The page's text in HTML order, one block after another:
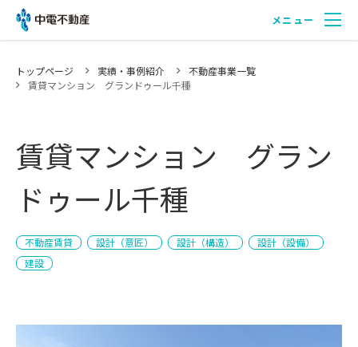
中電不動産について
実績・事例紹介
会社紹介
メニュー
トップページ 実績・事例紹介
不動産事業一覧
賃貸マンション グランドゥール千種
賃貸マンション グラン
ドゥール千種
不動産賃貸 設計（意匠） 設計（構造）
設計（設備）
建設